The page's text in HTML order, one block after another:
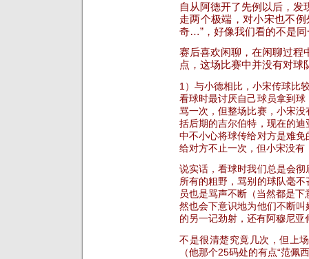
自从阿德开了先例以后，发
走两个极端，对小宋也不
奇…”，好像我们看的不是
赛后喜欢闲聊 ，在闲聊过
点，这场比赛中并没有对球
1）与小德相比，小宋传球比
看球时最讨厌自己球员拿到
骂一次，但整场比赛，小宋
括后期的吉尔伯特，现在的
中不小心将球传给对方是难
给对方不止一次，但小宋没
说实话，看球时我们总是会
所有的粗野，骂别的球队毫
员也是骂声不断（当然都是
然也会下意识地为他们不断
的另一记劲射，还有阿穆尼
不是很清楚究竟几次，但上
（他那个25码处的有点“范佩